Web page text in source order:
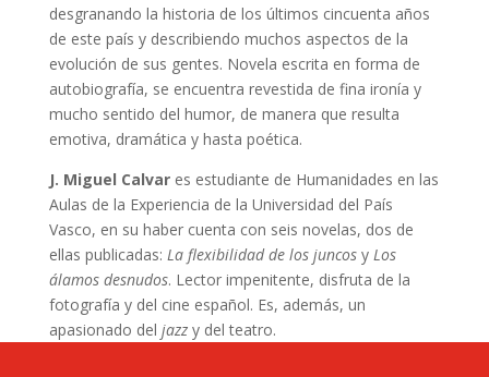
desgranando la historia de los últimos cincuenta años
de este país y describiendo muchos aspectos de la
evolución de sus gentes. Novela escrita en forma de
autobiografía, se encuentra revestida de fina ironía y
mucho sentido del humor, de manera que resulta
emotiva, dramática y hasta poética.
J. Miguel Calvares estudiante de Humanidades en las
Aulas de la Experiencia de la Universidad del País
Vasco, en su haber cuenta con seis novelas, dos de
ellas publicadas: La flexibilidad de los juncosy Los
álamos desnudos. Lector impenitente, disfruta de la
fotografía y del cine español. Es, además, un
apasionado del jazzy del teatro.